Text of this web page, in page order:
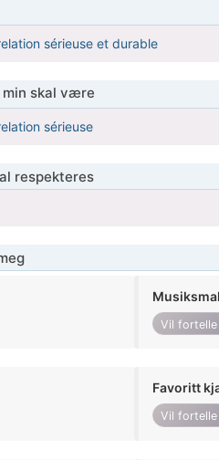
sérieuse et durable
skal være
sérieuse
respekteres
Vil fortelle
Favoritt
Vil fortelle